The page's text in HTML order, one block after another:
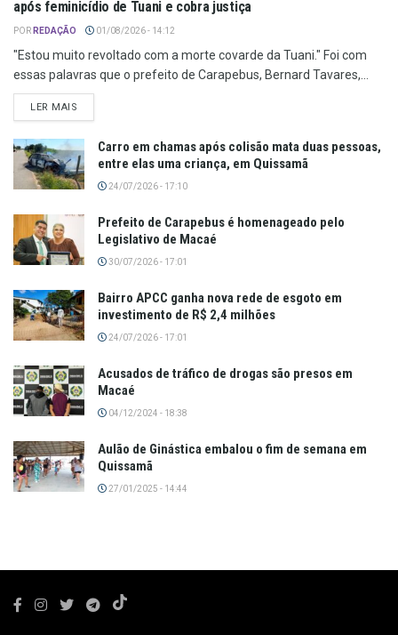
após feminicídio de Tuani e cobra justiça
POR REDAÇÃO 01/08/2026 - 14:12
"Estou muito revoltado com a morte covarde da Tuani." Foi com
essas palavras que o prefeito de Carapebus, Bernard Tavares,...
LER MAIS
Carro em chamas após colisão mata duas pessoas,
entre elas uma criança, em Quissamã
24/07/2026 - 17:10
Prefeito de Carapebus é homenageado pelo
Legislativo de Macaé
30/07/2026 - 17:01
Bairro APCC ganha nova rede de esgoto em
investimento de R$ 2,4 milhões
24/07/2026 - 17:01
Acusados de tráfico de drogas são presos em
Macaé
04/12/2024 - 18:38
Aulão de Ginástica embalou o fim de semana em
Quissamã
27/01/2025 - 14:44